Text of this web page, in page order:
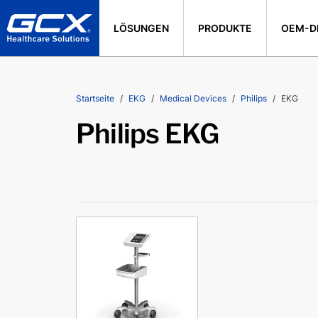
LÖSUNGEN PRODUKTE OEM-
Startseite EKG Medical Devices Philips EKG
Philips EKG